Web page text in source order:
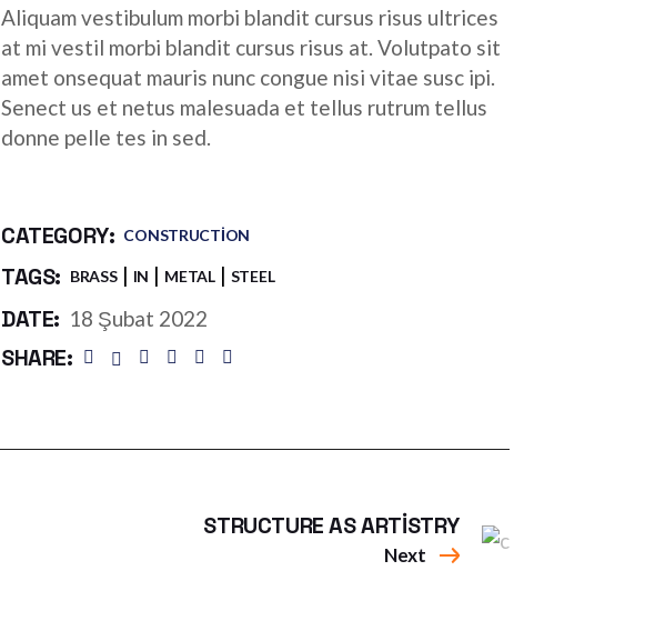
Aliquam vestibulum morbi blandit cursus risus ultrices
at mi vestil morbi blandit cursus risus at. Volutpato sit
amet onsequat mauris nunc congue nisi vitae susc ipi.
Senect us et netus malesuada et tellus rutrum tellus
donne pelle tes in sed.
CATEGORY: CONSTRUCTION
TAGS: BRASS IN METAL STEEL
DATE: 18 Şubat 2022
SHARE:
STRUCTURE AS ARTISTRY
Next